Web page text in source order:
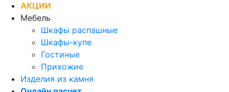
АКЦИИ
Мебель
Шкафы распашные
Шкафы-купе
Гостиные
Прихожие
Изделия из камня